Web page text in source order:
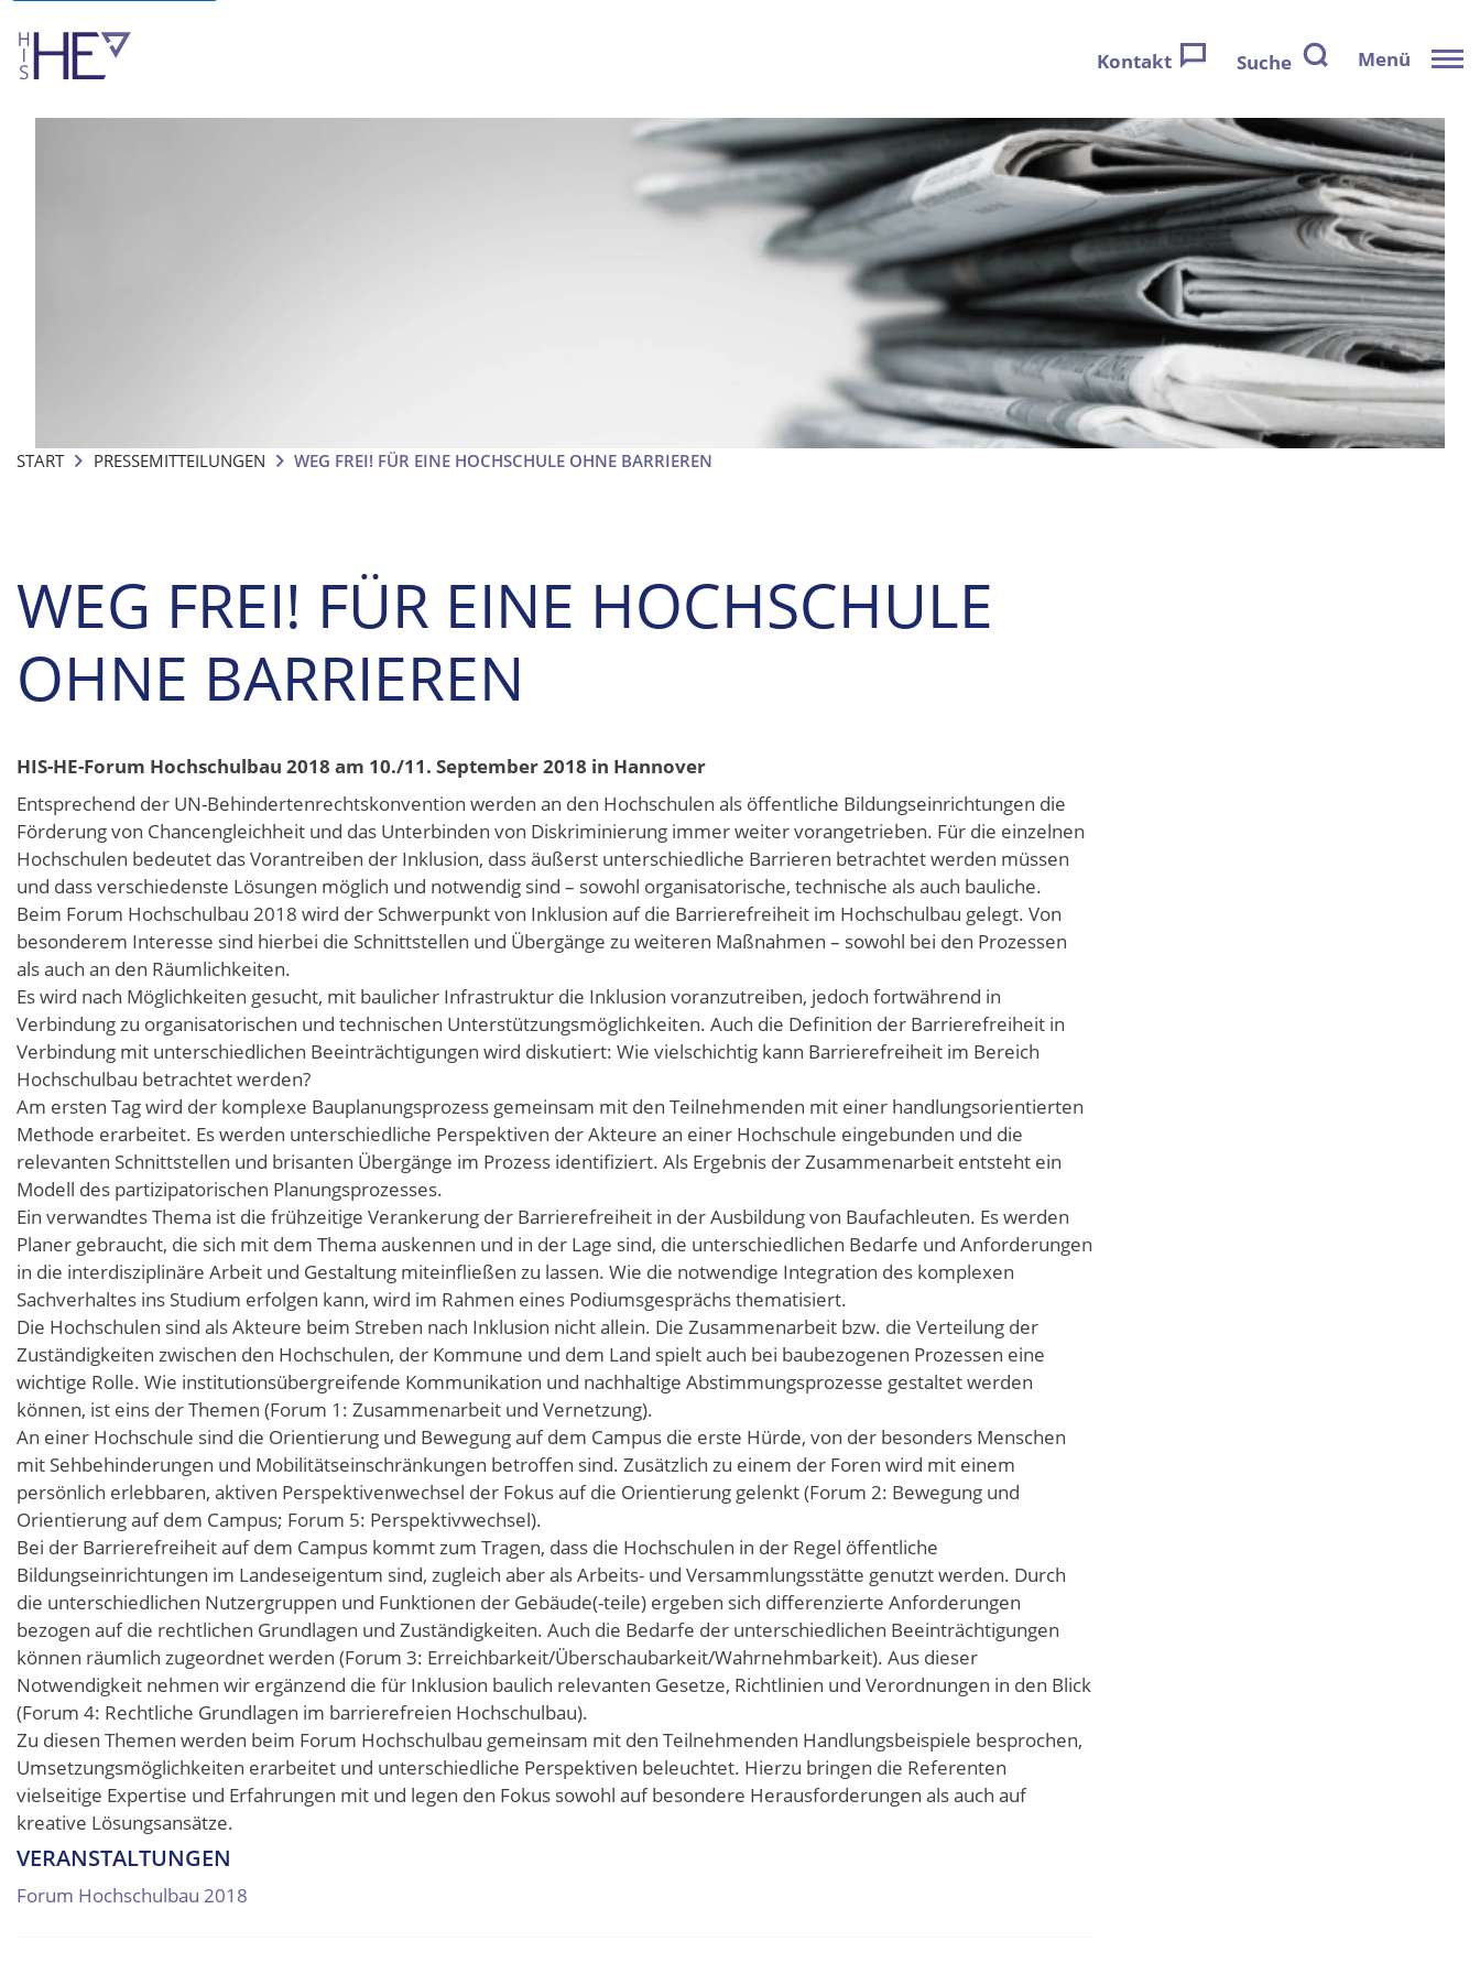
Kontakt Suche Menü
START PRESSEMITTEILUNGEN WEG FREI! FÜR EINE HOCHSCHULE OHNE BARRIEREN
WEG FREI! FÜR EINE HOCHSCHULE
OHNE BARRIEREN
HIS-HE-Forum Hochschulbau 2018 am 10./11. September 2018 in Hannover
Entsprechend der UN-Behindertenrechtskonvention werden an den Hochschulen als öffentliche Bildungseinrichtungen die
Förderung von Chancengleichheit und das Unterbinden von Diskriminierung immer weiter vorangetrieben. Für die einzelnen
Hochschulen bedeutet das Vorantreiben der Inklusion, dass äußerst unterschiedliche Barrieren betrachtet werden müssen
und dass verschiedenste Lösungen möglich und notwendig sind – sowohl organisatorische, technische als auch bauliche.
Beim Forum Hochschulbau 2018 wird der Schwerpunkt von Inklusion auf die Barrierefreiheit im Hochschulbau gelegt. Von
besonderem Interesse sind hierbei die Schnittstellen und Übergänge zu weiteren Maßnahmen – sowohl bei den Prozessen
als auch an den Räumlichkeiten.
Es wird nach Möglichkeiten gesucht, mit baulicher Infrastruktur die Inklusion voranzutreiben, jedoch fortwährend in
Verbindung zu organisatorischen und technischen Unterstützungsmöglichkeiten. Auch die Definition der Barrierefreiheit in
Verbindung mit unterschiedlichen Beeinträchtigungen wird diskutiert: Wie vielschichtig kann Barrierefreiheit im Bereich
Hochschulbau betrachtet werden?
Am ersten Tag wird der komplexe Bauplanungsprozess gemeinsam mit den Teilnehmenden mit einer handlungsorientierten
Methode erarbeitet. Es werden unterschiedliche Perspektiven der Akteure an einer Hochschule eingebunden und die
relevanten Schnittstellen und brisanten Übergänge im Prozess identifiziert. Als Ergebnis der Zusammenarbeit entsteht ein
Modell des partizipatorischen Planungsprozesses.
Ein verwandtes Thema ist die frühzeitige Verankerung der Barrierefreiheit in der Ausbildung von Baufachleuten. Es werden
Planer gebraucht, die sich mit dem Thema auskennen und in der Lage sind, die unterschiedlichen Bedarfe und Anforderungen
in die interdisziplinäre Arbeit und Gestaltung miteinfließen zu lassen. Wie die notwendige Integration des komplexen
Sachverhaltes ins Studium erfolgen kann, wird im Rahmen eines Podiumsgesprächs thematisiert.
Die Hochschulen sind als Akteure beim Streben nach Inklusion nicht allein. Die Zusammenarbeit bzw. die Verteilung der
Zuständigkeiten zwischen den Hochschulen, der Kommune und dem Land spielt auch bei baubezogenen Prozessen eine
wichtige Rolle. Wie institutionsübergreifende Kommunikation und nachhaltige Abstimmungsprozesse gestaltet werden
können, ist eins der Themen (Forum 1: Zusammenarbeit und Vernetzung).
An einer Hochschule sind die Orientierung und Bewegung auf dem Campus die erste Hürde, von der besonders Menschen
mit Sehbehinderungen und Mobilitätseinschränkungen betroffen sind. Zusätzlich zu einem der Foren wird mit einem
persönlich erlebbaren, aktiven Perspektivenwechsel der Fokus auf die Orientierung gelenkt (Forum 2: Bewegung und
Orientierung auf dem Campus; Forum 5: Perspektivwechsel).
Bei der Barrierefreiheit auf dem Campus kommt zum Tragen, dass die Hochschulen in der Regel öffentliche
Bildungseinrichtungen im Landeseigentum sind, zugleich aber als Arbeits- und Versammlungsstätte genutzt werden. Durch
die unterschiedlichen Nutzergruppen und Funktionen der Gebäude(-teile) ergeben sich differenzierte Anforderungen
bezogen auf die rechtlichen Grundlagen und Zuständigkeiten. Auch die Bedarfe der unterschiedlichen Beeinträchtigungen
können räumlich zugeordnet werden (Forum 3: Erreichbarkeit/Überschaubarkeit/Wahrnehmbarkeit). Aus dieser
Notwendigkeit nehmen wir ergänzend die für Inklusion baulich relevanten Gesetze, Richtlinien und Verordnungen in den Blick
(Forum 4: Rechtliche Grundlagen im barrierefreien Hochschulbau).
Zu diesen Themen werden beim Forum Hochschulbau gemeinsam mit den Teilnehmenden Handlungsbeispiele besprochen,
Umsetzungsmöglichkeiten erarbeitet und unterschiedliche Perspektiven beleuchtet. Hierzu bringen die Referenten
vielseitige Expertise und Erfahrungen mit und legen den Fokus sowohl auf besondere Herausforderungen als auch auf
kreative Lösungsansätze.
VERANSTALTUNGEN
Forum Hochschulbau 2018